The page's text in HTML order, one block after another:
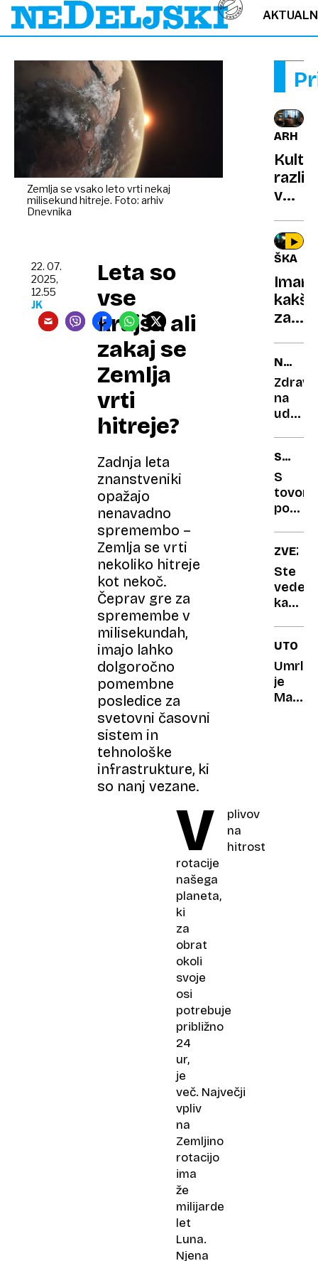
Zemlja se vsako leto vrti nekaj
milisekund hitreje. Foto: arhiv
Dnevnika
Leta so
vse
krajša ali
zakaj se
Zemlja
vrti
hitreje?
Zadnja leta
znanstveniki
opažajo
nenavadno
spremembo –
Zemlja se vrti
nekoliko hitreje
kot nekoč.
Čeprav gre za
spremembe v
milisekundah,
imajo lahko
dolgoročno
pomembne
posledice za
svetovni časovni
sistem in
tehnološke
infrastrukture, ki
so nanj vezane.
22. 07.
2025,
12.55
JK
V
plivov
na
hitrost
rotacije
našega
planeta,
ki
za
obrat
okoli
svoje
osi
potrebuje
približno
24
ur,
je
več. Največji
vpliv
na
Zemljino
rotacijo
ima
že
milijarde
let
Luna.
Njena
v
dobi:
klale
živali
Brez
skrbi,
TREND
na
udaru:
dni
število
SREČA
V
S
nad
ZVEZDE
Ste
vedeli,
kakšno
ime
Doris
Umrl
je